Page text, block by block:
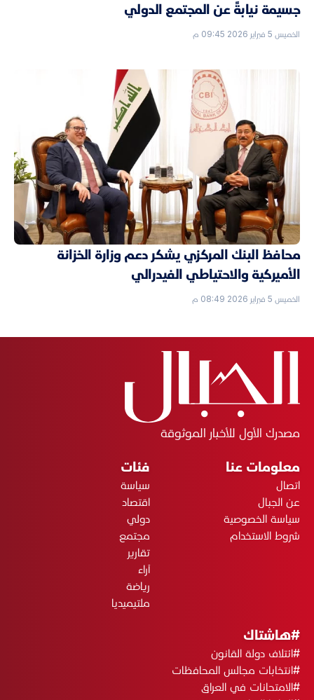
جسيمة نيابةً عن المجتمع الدولي
الخميس 5 فبراير 2026 09:45 م
محافظ البنك المركزي يشكر دعم وزارة الخزانة
الأميركية والاحتياطي الفيدرالي
الخميس 5 فبراير 2026 08:49 م
مصدرك الأول للأخبار الموثوقة
معلومات عنا
اتصال
عن الجبال
سياسة الخصوصية
شروط الاستخدام
فئات
سياسة
اقتصاد
دولي
مجتمع
تقارير
آراء
رياضة
ملتيميديا
#هاشتاك
#ائتلاف دولة القانون
#انتخابات مجالس المحافظات
#الامتحانات في العراق